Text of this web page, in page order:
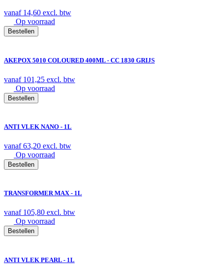
vanaf 14,60 excl. btw
Op voorraad
Bestellen
AKEPOX 5010 COLOURED 400ML - CC 1830 GRIJS
vanaf 101,25 excl. btw
Op voorraad
Bestellen
ANTI VLEK NANO - 1L
vanaf63,20 excl. btw
Op voorraad
Bestellen
TRANSFORMER MAX - 1L
vanaf 105,80 excl. btw
Op voorraad
Bestellen
ANTI VLEK PEARL - 1L